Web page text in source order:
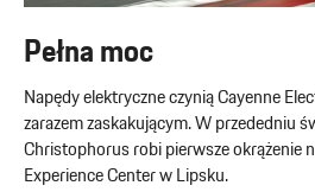
Pełna moc
Napędy elektryczne czynią Cayenne
zarazem zaskakującym. W przededniu
Christophorus robi pierwsze okrążenie
Experience Center w Lipsku.